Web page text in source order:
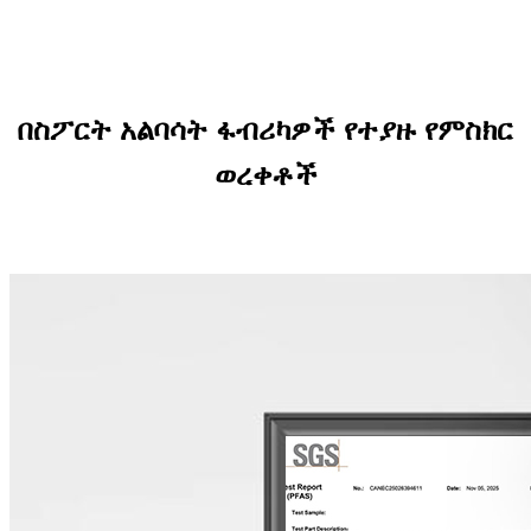
በስፖርት አልባሳት ፋብሪካዎች የተያዙ የምስክር
ወረቀቶች